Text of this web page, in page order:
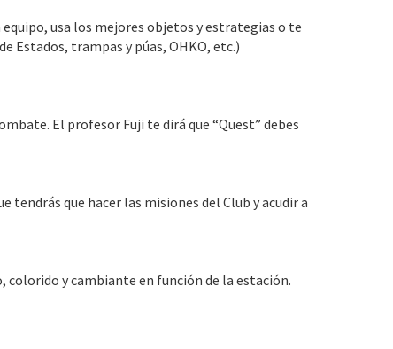
usa los mejores objetos y estrategias o te
Estados, trampas y púas, OHKO, etc.)
El profesor Fuji te dirá que “Quest” debes
tendrás que hacer las misiones del Club y acudir a
y cambiante en función de la estación.